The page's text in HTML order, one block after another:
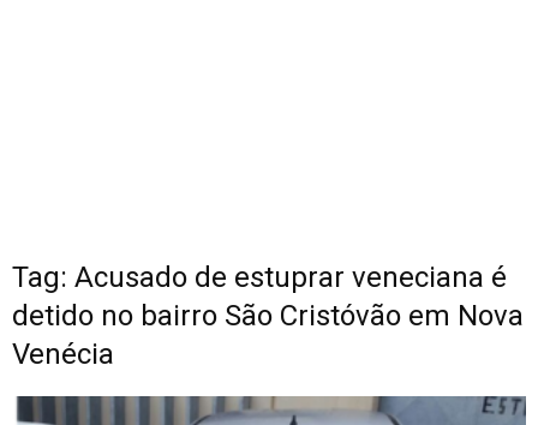
Tag: Acusado de estuprar veneciana é
detido no bairro São Cristóvão em Nova
Venécia